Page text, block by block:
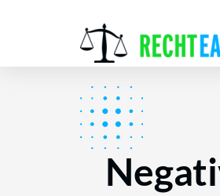
Alle Anwälte